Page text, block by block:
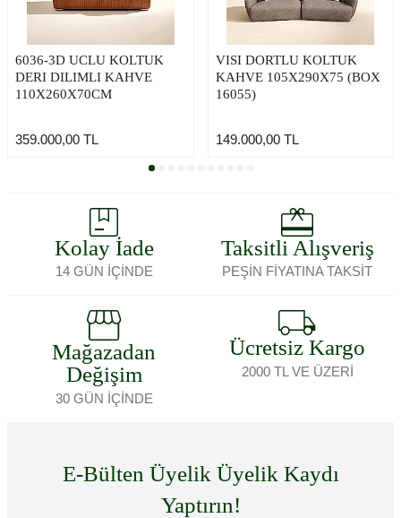
6036-3D UCLU KOLTUK
DERI DILIMLI KAHVE
110X260X70CM
359.000,00 TL
VISI DORTLU KOLTUK
KAHVE 105X290X75 (BOX
16055)
149.000,00TL
Kolay İade
14 GÜN İÇİNDE
Taksitli Alışveriş
PEŞİN FİYATINA TAKSİT
Mağazadan
Değişim
30 GÜN İÇİNDE
Ücretsiz Kargo
2000 TL VE ÜZERİ
E-Bülten Üyelik Üyelik Kaydı
Yaptırın!